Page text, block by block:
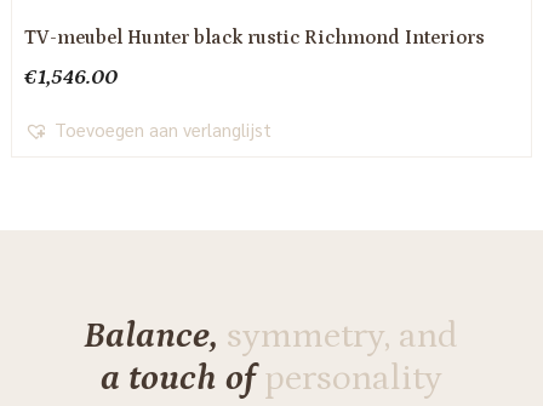
TV-meubel Hunter black rustic Richmond Interiors
€1,546.00
Toevoegen aan verlanglijst
Balance, symmetry, and
a touch ofpersonality